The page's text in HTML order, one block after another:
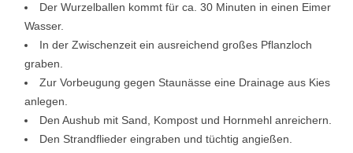
Der Wurzelballen kommt für ca. 30 Minuten in einen Eimer
Wasser.
In der Zwischenzeit ein ausreichend großes Pflanzloch
graben.
Zur Vorbeugung gegen Staunässe eine Drainage aus Kies
anlegen.
Den Aushub mit Sand, Kompost und Hornmehl anreichern.
Den Strandflieder eingraben und tüchtig angießen.